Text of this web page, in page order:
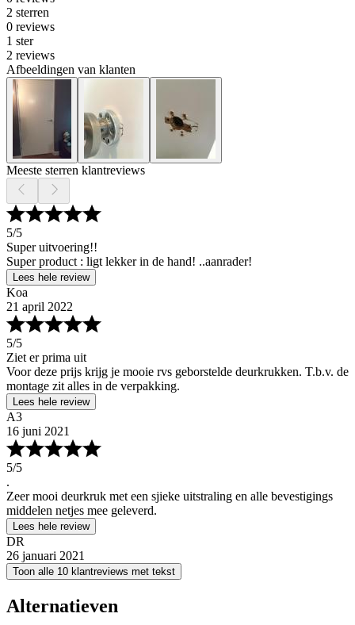
2 sterren
0 reviews
1 ster
2 reviews
Afbeeldingen van klanten
Meeste sterren klantreviews
5/5
Super uitvoering!!
Super product : ligt lekker in de hand! ..aanrader!
Lees hele review
Koa
21 april 2022
5/5
Ziet er prima uit
Voor deze prijs krijg je mooie rvs geborstelde deurkrukken. T.b.v. de
montage zit alles in de verpakking.
Lees hele review
A3
16 juni 2021
5/5
.
Zeer mooi deurkruk met een sjieke uitstraling en alle bevestigings
middelen netjes mee geleverd.
Lees hele review
DR
26 januari 2021
Toon alle 10 klantreviews met tekst
Alternatieven